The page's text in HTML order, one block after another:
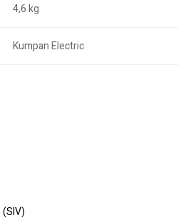
4,6 kg
Kumpan Electric